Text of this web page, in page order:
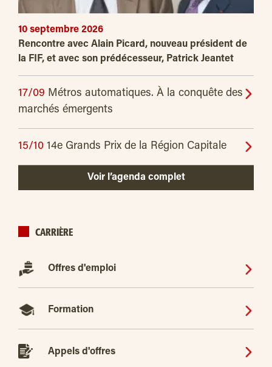
10 septembre 2026
Rencontre avec Alain Picard, nouveau président de
la FIF, et avec son prédécesseur, Patrick Jeantet
17/09 Métros automatiques. À la conquête des
marchés émergents
15/10 14e Grands Prix de la Région Capitale
Voir l’agenda complet
CARRIÈRE
Offres d'emploi
Formation
Appels d'offres